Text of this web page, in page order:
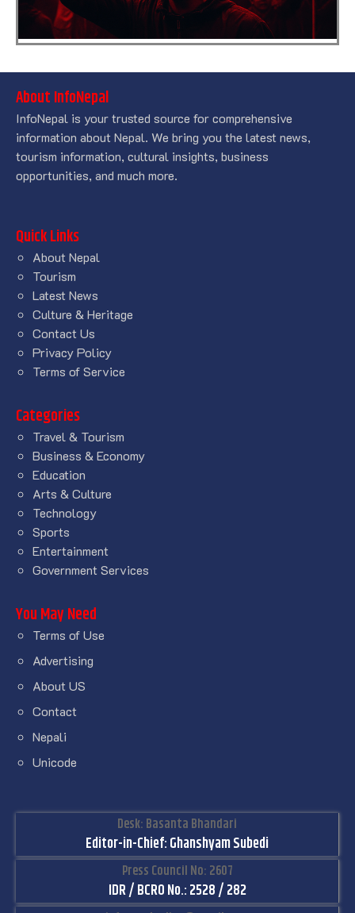
About InfoNepal
InfoNepal is your trusted source for comprehensive
information about Nepal. We bring you the latest news,
tourism information, cultural insights, business
opportunities, and much more.
Quick Links
About Nepal
Tourism
Latest News
Culture & Heritage
Contact Us
Privacy Policy
Terms of Service
Categories
Travel & Tourism
Business & Economy
Education
Arts & Culture
Technology
Sports
Entertainment
Government Services
You May Need
Terms of Use
Advertising
About US
Contact
Nepali
Unicode
Desk: Basanta Bhandari
Editor-in-Chief: Ghanshyam Subedi
Press Council No: 2607
IDR / BCRO No.: 2528 / 282